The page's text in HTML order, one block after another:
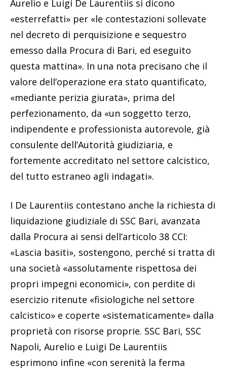
Aurelio e Luigi De Laurentiis si dicono
«esterrefatti» per «le contestazioni sollevate
nel decreto di perquisizione e sequestro
emesso dalla Procura di Bari, ed eseguito
questa mattina». In una nota precisano che il
valore dell’operazione era stato quantificato,
«mediante perizia giurata», prima del
perfezionamento, da «un soggetto terzo,
indipendente e professionista autorevole, già
consulente dell’Autorità giudiziaria, e
fortemente accreditato nel settore calcistico,
del tutto estraneo agli indagati».
I De Laurentiis contestano anche la richiesta di
liquidazione giudiziale di SSC Bari, avanzata
dalla Procura ai sensi dell’articolo 38 CCI:
«Lascia basiti», sostengono, perché si tratta di
una società «assolutamente rispettosa dei
propri impegni economici», con perdite di
esercizio ritenute «fisiologiche nel settore
calcistico» e coperte «sistematicamente» dalla
proprietà con risorse proprie. SSC Bari, SSC
Napoli, Aurelio e Luigi De Laurentiis
esprimono infine «con serenità la ferma